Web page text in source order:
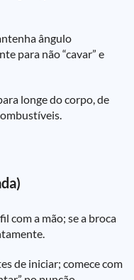
ângulo
para não “cavar” e
longe do corpo, de
com a mão; se a broca
de iniciar; comece com